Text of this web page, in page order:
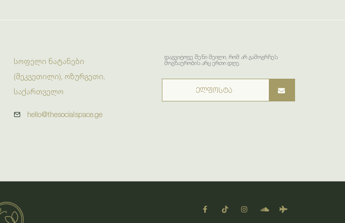
სოფელი ნატანები
(შეკვეთილი), ოზურგეთი,
საქართველო
hello@thesocialspace.ge
დაგვიტოვე შენი მეილი, რომ არ გამოგრჩეს
მოგზაურობის არც ერთი დღე.